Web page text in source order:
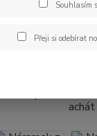
z
Souhlasím
Přeji si odebírat